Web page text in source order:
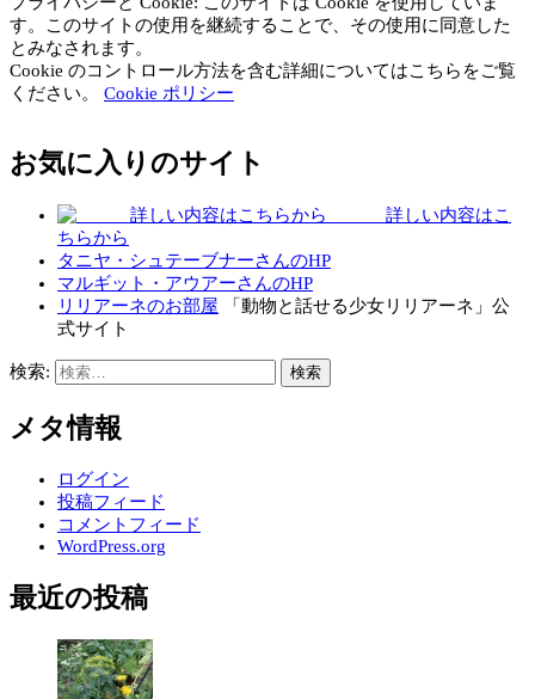
す。このサイトの使用を継続することで、その使用に同意した
とみなされます。
Cookie のコントロール方法を含む詳細についてはこちらをご覧
ください。 Cookie ポリシー
お気に入りのサイト
詳しい内容はこ
ちらから
タニヤ・シュテーブナーさんのHP
マルギット・アウアーさんのHP
リリアーネのお部屋 「動物と話せる少女リリアーネ」公
式サイト
検索:
メタ情報
ログイン
投稿フィード
コメントフィード
WordPress.org
最近の投稿